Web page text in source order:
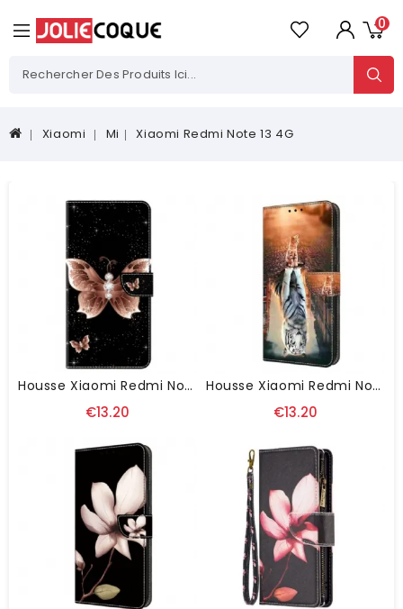
0
Xiaomi Mi Xiaomi Redmi Note 13 4G
Housse Xiaomi Redmi Note 13 4G Papillons Diamants Roses
€13.20
Housse Xiaomi Redmi Note 13 4G Rêve De Chaton
€13.20